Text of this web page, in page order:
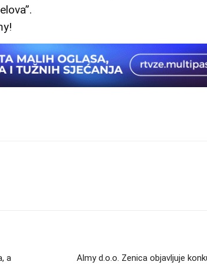
a
Almy d.o.o. Zenica objavljuje